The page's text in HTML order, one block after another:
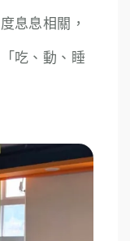
息息相關，
吃、動、睡